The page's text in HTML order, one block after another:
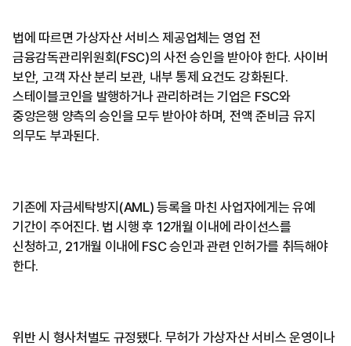
법에 따르면 가상자산 서비스 제공업체는 영업 전
금융감독관리위원회(FSC)의 사전 승인을 받아야 한다. 사이버
보안, 고객 자산 분리 보관, 내부 통제 요건도 강화된다.
스테이블코인을 발행하거나 관리하려는 기업은 FSC와
중앙은행 양측의 승인을 모두 받아야 하며, 전액 준비금 유지
의무도 부과된다.
기존에 자금세탁방지(AML) 등록을 마친 사업자에게는 유예
기간이 주어진다. 법 시행 후 12개월 이내에 라이선스를
신청하고, 21개월 이내에 FSC 승인과 관련 인허가를 취득해야
한다.
위반 시 형사처벌도 규정됐다. 무허가 가상자산 서비스 운영이나